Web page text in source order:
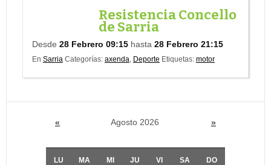
Resistencia Concello
de Sarria
Desde 28 Febrero 09:15 hasta 28 Febrero 21:15
En Sarria Categorías: axenda, Deporte Etiquetas: motor
« Agosto 2026 »
LU MA MI JU VI SA DO